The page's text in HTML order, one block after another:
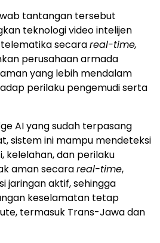
tantangan tersebut
teknologi video intelijen
secarareal-time,
perusahaan armada
yang lebih mendalam
perilaku pengemudi serta
AI yang sudah terpasang
sistem ini mampu mendeteksi
kelelahan, dan perilaku
aman secarareal-time,
jaringan aktif, sehingga
keselamatan tetap
termasuk Trans-Jawa dan